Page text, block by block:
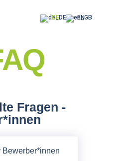
DE EN
Fragen -
Bewerber*innen